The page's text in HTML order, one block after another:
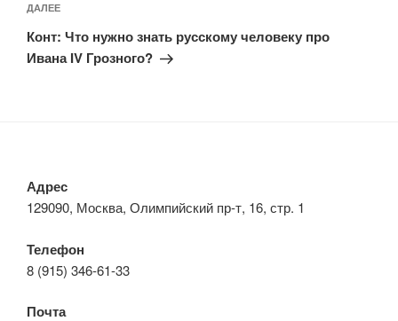
Следующая
запись
ДАЛЕЕ
Конт: Что нужно знать русскому человеку про
Ивана IV Грозного?
Адрес
129090, Москва, Олимпийский пр-т, 16, стр. 1
Телефон
8 (915) 346-61-33
Почта